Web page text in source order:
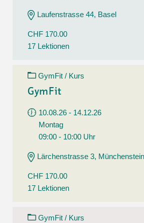
Laufenstrasse 44, Basel
CHF 170.00
17 Lektionen
GymFit / Kurs
GymFit
10.08.26 - 14.12.26
Montag
09:00 - 10:00 Uhr
Lärchenstrasse 3, Münchenstein
CHF 170.00
17 Lektionen
GymFit / Kurs